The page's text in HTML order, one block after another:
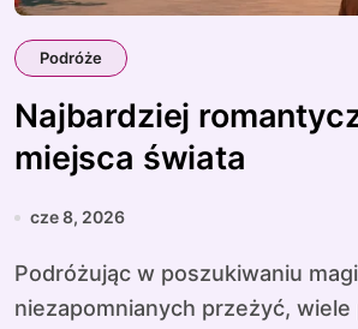
Podróże
Najbardziej
miejsca świata
cze 8, 2026
Podróżując w poszukiwaniu magii i
niezapomnianych przeżyć, wiele